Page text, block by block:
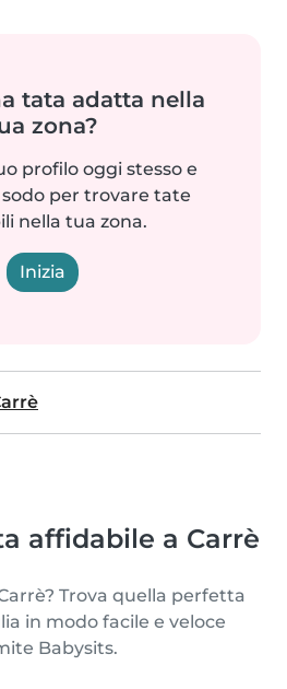
tata adatta nella
zona?
profilo oggi stesso e
per trovare tate
nella tua zona.
Inizia
affidabile a Carrè
Trova quella perfetta
in modo facile e veloce
Babysits.